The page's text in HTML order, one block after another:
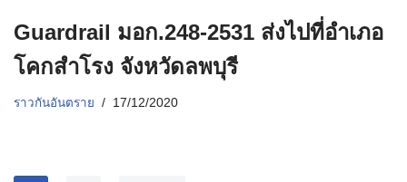
Guardrail มอก.248-2531 ส่งไปที่อำเภอ
โคกสำโรง จังหวัดลพบุรี
ราวกันอันตราย 17/12/2020